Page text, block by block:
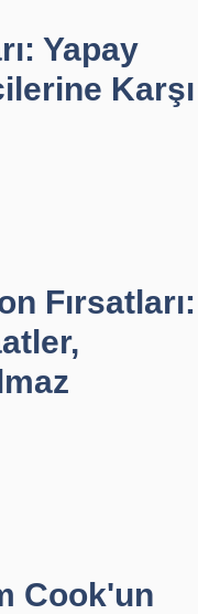
Yapay
Karşı
Fırsatları:
Cook'un